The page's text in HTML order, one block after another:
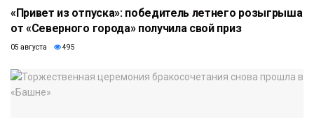
«Привет из отпуска»: победитель летнего розыгрыша
от «Северного города» получила свой приз
05 августа 495